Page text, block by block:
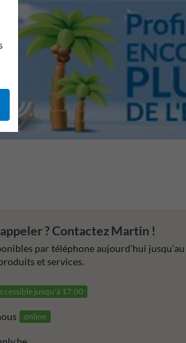
? Contactez Martin !
par téléphone aujourd'hui
et services.
jusqu'à 17.00
online